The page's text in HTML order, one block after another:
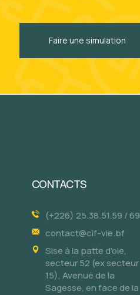
Faire une simulation
CONTACTS
(+226) 25.38.51.59 / 69
contact@cif-vie.bf
Sise à la patte d'oie,
secteur 52 (ex secteur
15), Avenue de la
Sagesse, en face de la